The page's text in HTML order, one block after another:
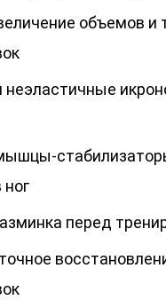
объемов и
неэластичные
ног
перед